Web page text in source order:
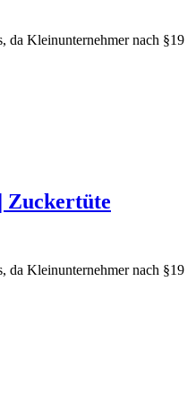
da Kleinunternehmer nach §19
Zuckertüte
da Kleinunternehmer nach §19